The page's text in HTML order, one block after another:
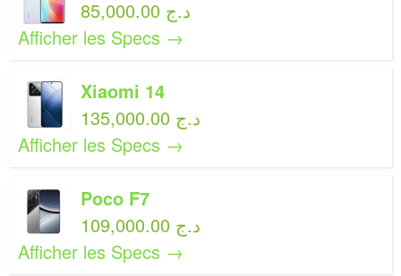
85,000.00 د.ج
Afficher les Specs →
Xiaomi 14
135,000.00 د.ج
Afficher les Specs →
Poco F7
109,000.00 د.ج
Afficher les Specs →